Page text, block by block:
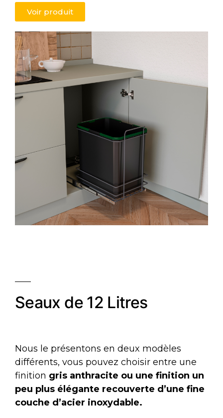
Voir produit
Seaux de 12 Litres
Nous le présentons en deux modèles
différents, vous pouvez choisir entre une
finition gris anthracite ou une finition un
peu plus élégante recouverte d’une fine
couche d’acier inoxydable.